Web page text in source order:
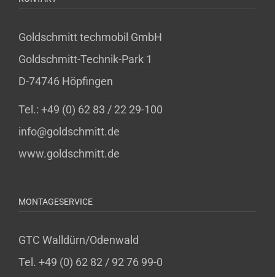
Goldschmitt techmobil GmbH
Goldschmitt-Technik-Park 1
D-74746 Höpfingen
Tel.: +49 (0) 62 83 / 22 29-100
info@goldschmitt.de
www.goldschmitt.de
MONTAGESERVICE
GTC Walldürn/Odenwald
Tel. +49 (0) 62 82 / 92 76 99-0